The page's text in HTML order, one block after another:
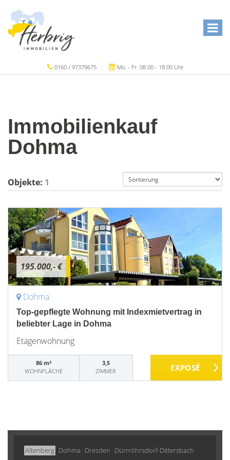
0160 / 97379675 Mo. - Fr. 08.00 - 18.00 Uhr
Immobilienkauf
Dohma
Objekte: 1
195.000,- €
Dohma
Top-gepflegte Wohnung mit Indexmietvertrag in
beliebter Lage in Dohma
Etagenwohnung
86 m²
WOHNFLÄCHE
3,5
ZIMMER
Altenberg Dohma Dresden Dürrröhrsdorf-Dittersbach